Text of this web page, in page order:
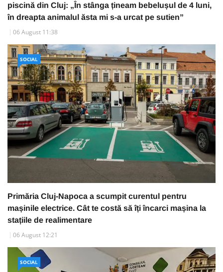
piscină din Cluj: „În stânga țineam bebelușul de 4 luni,
în dreapta animalul ăsta mi s-a urcat pe sutien”
06 August 11:38
SOCIAL
Primăria Cluj-Napoca a scumpit curentul pentru
mașinile electrice. Cât te costă să îți încarci mașina la
stațiile de realimentare
06 August 12:21
SOCIAL